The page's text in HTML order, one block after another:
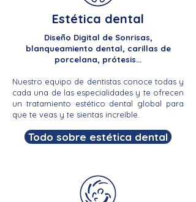
Estética dental
Diseño Digital de Sonrisas,
blanqueamiento dental, carillas de
porcelana, prótesis...
Nuestro equipo de dentistas conoce todas y
cada una de las especialidades y te ofrecen
un tratamiento estético dental global para
que te veas y te sientas increíble.
Todo sobre estética dental